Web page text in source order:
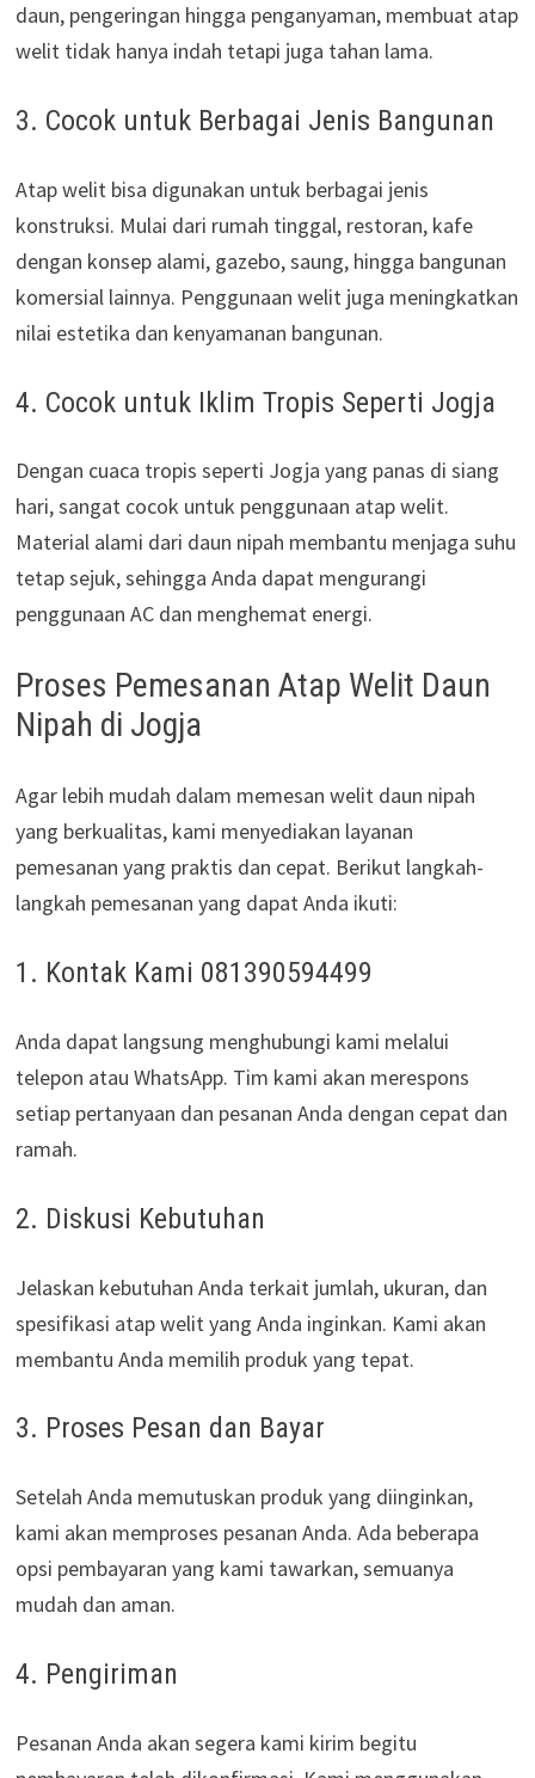
daun, pengeringan hingga penganyaman, membuat atap
welit tidak hanya indah tetapi juga tahan lama.
3. Cocok untuk Berbagai Jenis Bangunan
Atap welit bisa digunakan untuk berbagai jenis
konstruksi. Mulai dari rumah tinggal, restoran, kafe
dengan konsep alami, gazebo, saung, hingga bangunan
komersial lainnya. Penggunaan welit juga meningkatkan
nilai estetika dan kenyamanan bangunan.
4. Cocok untuk Iklim Tropis Seperti Jogja
Dengan cuaca tropis seperti Jogja yang panas di siang
hari, sangat cocok untuk penggunaan atap welit.
Material alami dari daun nipah membantu menjaga suhu
tetap sejuk, sehingga Anda dapat mengurangi
penggunaan AC dan menghemat energi.
Proses Pemesanan Atap Welit Daun
Nipah di Jogja
Agar lebih mudah dalam memesan welit daun nipah
yang berkualitas, kami menyediakan layanan
pemesanan yang praktis dan cepat. Berikut langkah-
langkah pemesanan yang dapat Anda ikuti:
1. Kontak Kami 081390594499
Anda dapat langsung menghubungi kami melalui
telepon atau WhatsApp. Tim kami akan merespons
setiap pertanyaan dan pesanan Anda dengan cepat dan
ramah.
2. Diskusi Kebutuhan
Jelaskan kebutuhan Anda terkait jumlah, ukuran, dan
spesifikasi atap welit yang Anda inginkan. Kami akan
membantu Anda memilih produk yang tepat.
3. Proses Pesan dan Bayar
Setelah Anda memutuskan produk yang diinginkan,
kami akan memproses pesanan Anda. Ada beberapa
opsi pembayaran yang kami tawarkan, semuanya
mudah dan aman.
4. Pengiriman
Pesanan Anda akan segera kami kirim begitu